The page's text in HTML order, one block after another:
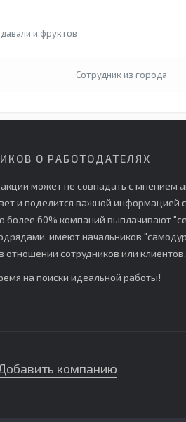
и фруктов
Сотрудник из города
О РАБОТОДАТЕЛЯХ
может не совпадать с мнением
и поделится важной информацией
более 60% компаний выплачивают
имеют начальников
сотрудников или клиентов.
на поиски идеальной работы!
компанию